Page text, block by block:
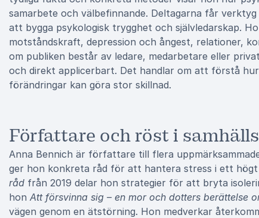
samarbete och välbefinnande. Deltagarna får
att bygga psykologisk trygghet och självledarskap.
motståndskraft, depression och ångest, relationer,
om publiken består av ledare, medarbetare eller
och direkt applicerbart. Det handlar om att förstå
förändringar kan göra stor skillnad.
Författare och röst i
Anna Bennich är författare till flera
ger hon konkreta råd för att hantera stress i ett högt
råd från 2019 delar hon strategier för att bryta
hon Att försvinna sig – en mor och dotters berättelse
vägen genom en ätstörning. Hon medverkar